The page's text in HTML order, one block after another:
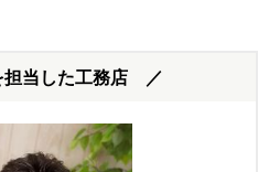
当した工務店 ／